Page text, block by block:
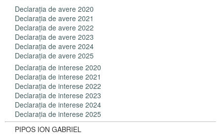
Declaraţia de avere 2020
Declaraţia de avere 2021
Declaraţia de avere 2022
Declaraţia de avere 2023
Declaraţia de avere 2024
Declaraţia de avere 2025
Declaraţia de interese 2020
Declaraţia de interese 2021
Declaraţia de interese 2022
Declaraţia de interese 2023
Declaraţia de interese 2024
Declaraţia de interese 2025
PIPOS ION GABRIEL